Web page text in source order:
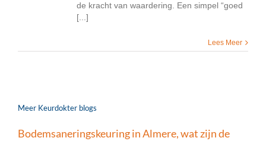
de kracht van waardering. Een simpel “goed
[...]
Lees Meer
Meer Keurdokter blogs
Bodemsaneringskeuring in Almere, wat zijn de